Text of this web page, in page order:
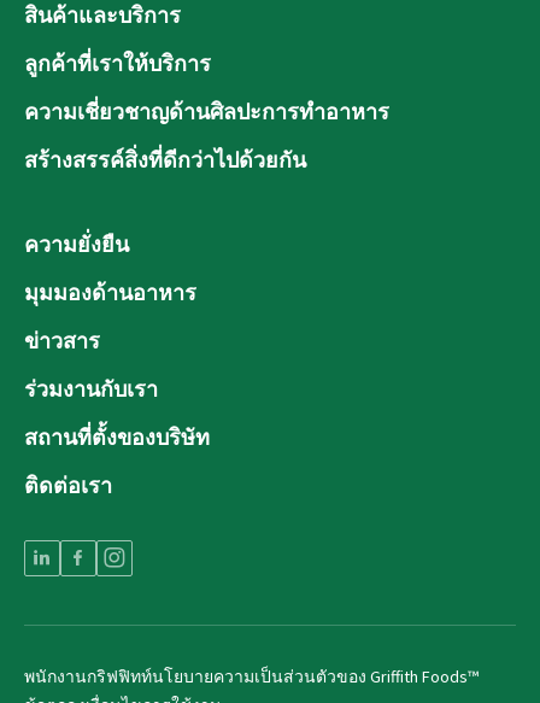
สินค้าและบริการ
ลูกค้าที่เราให้บริการ
ความเชี่ยวชาญด้านศิลปะการทำอาหาร
สร้างสรรค์สิ่งที่ดีกว่าไปด้วยกัน
ความยั่งยืน
มุมมองด้านอาหาร
ข่าวสาร
ร่วมงานกับเรา
สถานที่ตั้งของบริษัท
ติดต่อเรา
พนักงานกริฟฟิทท์นโยบายความเป็นส่วนตัวของ Griffith Foods™